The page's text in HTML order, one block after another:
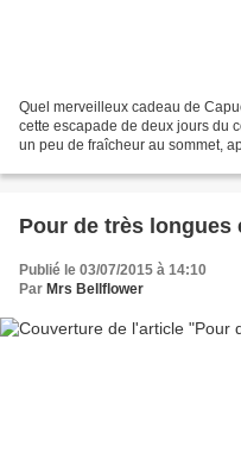
Quel merveilleux cadeau de
cette escapade de deux jours du
un peu de fraîcheur au sommet,
Pour de très longues
Publié le 03/07/2015 à 14:10
Par Mrs Bellflower